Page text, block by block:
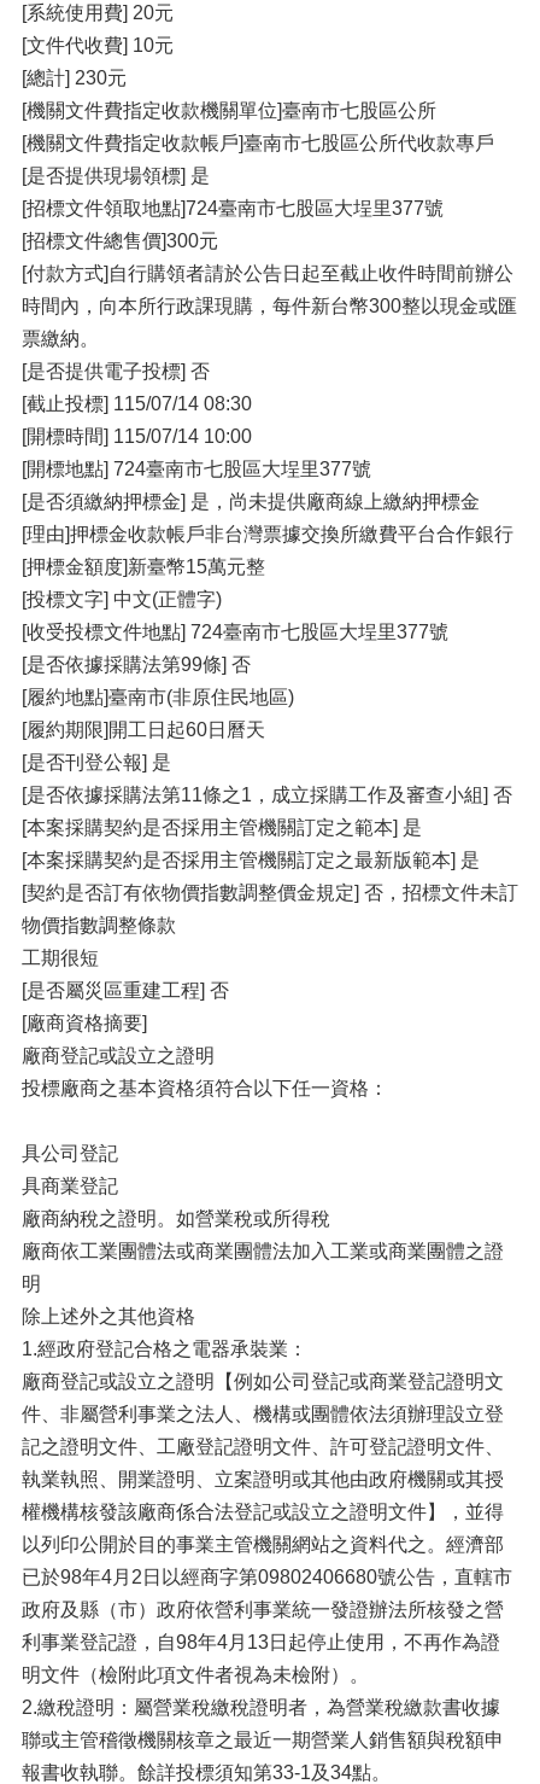
[系統使用費] 20元
[文件代收費] 10元
[總計] 230元
[機關文件費指定收款機關單位]臺南市七股區公所
[機關文件費指定收款帳戶]臺南市七股區公所代收款專戶
[是否提供現場領標] 是
[招標文件領取地點]724臺南市七股區大埕里377號
[招標文件總售價]300元
[付款方式]自行購領者請於公告日起至截止收件時間前辦公
時間內，向本所行政課現購，每件新台幣300整以現金或匯
票繳納。
[是否提供電子投標] 否
[截止投標] 115/07/14 08:30
[開標時間] 115/07/14 10:00
[開標地點] 724臺南市七股區大埕里377號
[是否須繳納押標金] 是，尚未提供廠商線上繳納押標金
[理由]押標金收款帳戶非台灣票據交換所繳費平台合作銀行
[押標金額度]新臺幣15萬元整
[投標文字] 中文(正體字)
[收受投標文件地點] 724臺南市七股區大埕里377號
[是否依據採購法第99條] 否
[履約地點]臺南市(非原住民地區)
[履約期限]開工日起60日曆天
[是否刊登公報] 是
[是否依據採購法第11條之1，成立採購工作及審查小組] 否
[本案採購契約是否採用主管機關訂定之範本] 是
[本案採購契約是否採用主管機關訂定之最新版範本] 是
[契約是否訂有依物價指數調整價金規定] 否，招標文件未訂
物價指數調整條款
工期很短
[是否屬災區重建工程] 否
[廠商資格摘要]
廠商登記或設立之證明
投標廠商之基本資格須符合以下任一資格：
具公司登記
具商業登記
廠商納稅之證明。如營業稅或所得稅
廠商依工業團體法或商業團體法加入工業或商業團體之證
明
除上述外之其他資格
1.經政府登記合格之電器承裝業：
廠商登記或設立之證明【例如公司登記或商業登記證明文
件、非屬營利事業之法人、機構或團體依法須辦理設立登
記之證明文件、工廠登記證明文件、許可登記證明文件、
執業執照、開業證明、立案證明或其他由政府機關或其授
權機構核發該廠商係合法登記或設立之證明文件】，並得
以列印公開於目的事業主管機關網站之資料代之。經濟部
已於98年4月2日以經商字第09802406680號公告，直轄市
政府及縣（市）政府依營利事業統一發證辦法所核發之營
利事業登記證，自98年4月13日起停止使用，不再作為證
明文件（檢附此項文件者視為未檢附）。
2.繳稅證明：屬營業稅繳稅證明者，為營業稅繳款書收據
聯或主管稽徵機關核章之最近一期營業人銷售額與稅額申
報書收執聯。餘詳投標須知第33-1及34點。